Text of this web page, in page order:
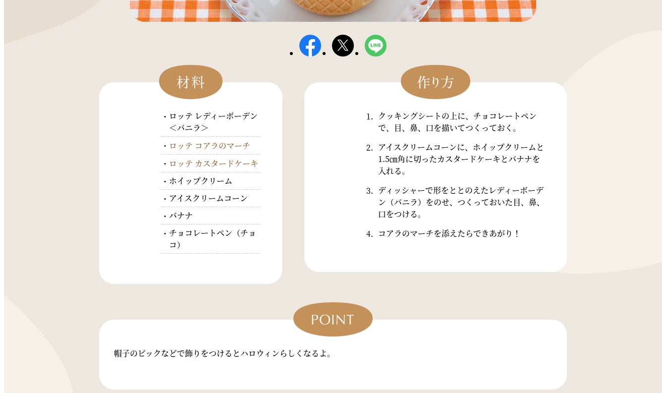
ロッテ レディーボーデン
＜バニラ＞
ロッテ コアラのマーチ
ロッテ カスタードケーキ
ホイップクリーム
アイスクリームコーン
バナナ
チョコレートペン（チョ
コ）
クッキングシートの上に、チョコレートペン
で、目、鼻、口を描いてつくっておく。
アイスクリームコーンに、ホイップクリームと
1.5㎝角に切ったカスタードケーキとバナナを
入れる。
ディッシャーで形をととのえたレディーボーデ
ン（バニラ）をのせ、つくっておいた目、鼻、
口をつける。
コアラのマーチを添えたらできあがり！
帽子のピックなどで飾りをつけるとハロウィンらしくなるよ。